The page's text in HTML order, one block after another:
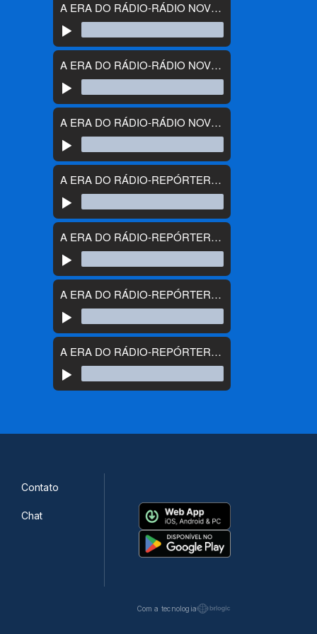
Contato
Chat
Com a tecnologia